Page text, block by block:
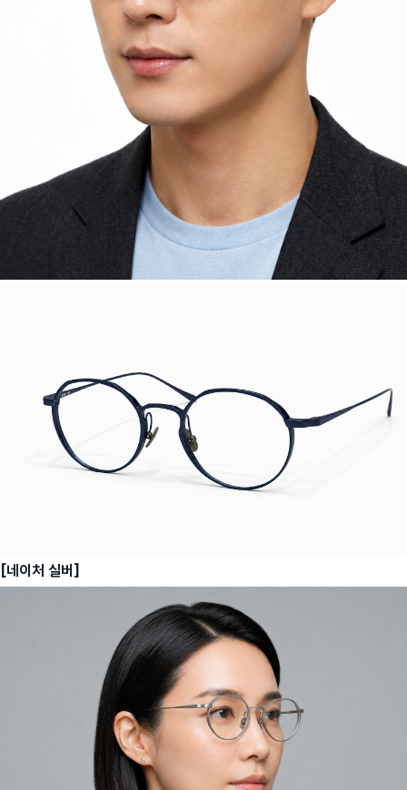
[네이처 실버]